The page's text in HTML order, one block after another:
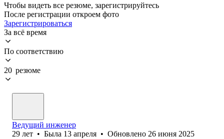
Чтобы видеть все резюме, зарегистрируйтесь
После регистрации откроем фото
Зарегистрироваться
За всё время
По соответствию
20 резюме
Ведущий инженер
29 лет • Была 13 апреля • Обновлено 26 июня 2025